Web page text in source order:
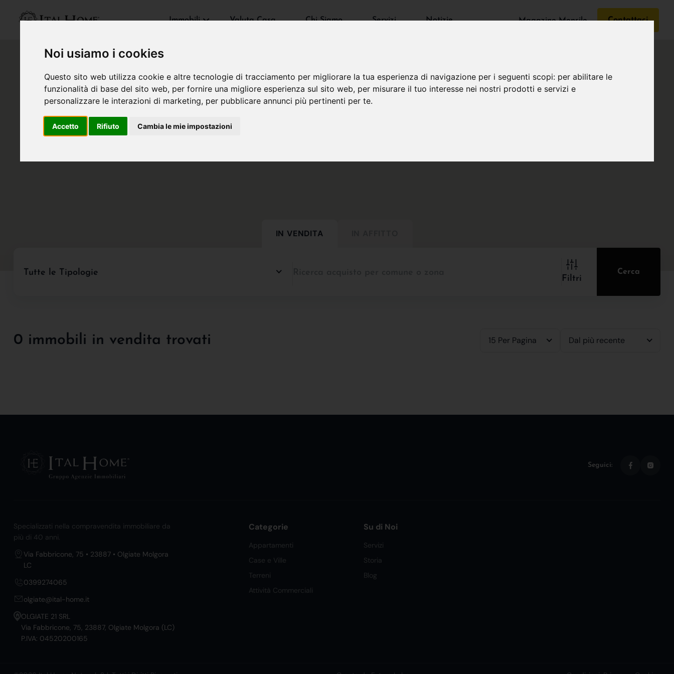
Noi usiamo i cookies
Questo sito web utilizza cookie e altre tecnologie di tracciamento per migliorare la tua esperienza di navigazione per i seguenti scopi: per abilitare le
funzionalità di base del sito web, per fornire una migliore esperienza sul sito web, per misurare il tuo interesse nei nostri prodotti e servizi e
personalizzare le interazioni di marketing, per pubblicare annunci più pertinenti per te.
Accetto Rifiuto Cambia le mie impostazioni
Immobili Valuta Casa Chi Siamo Servizi Notizie Magazine Mensile Contattaci
IN VENDITA
Tutte le Tipologie
Filtri
Cerca
0 immobili in vendita trovati 15 Per Pagina Dal più recente
Seguici:
Specializzati nella compravendita immobiliare da
più di 40 anni.
Via Fabbricone, 75 • 23887 • Olgiate Molgora
LC
0399274065
olgiate@ital-home.it
OLGIATE 21 SRL
Via Fabbricone, 75, 23887, Olgiate Molgora (LC)
P.IVA: 04520200165
Categorie
Appartamenti
Case e Ville
Terreni
Attività Commerciali
Su di Noi
Servizi
Storia
Blog